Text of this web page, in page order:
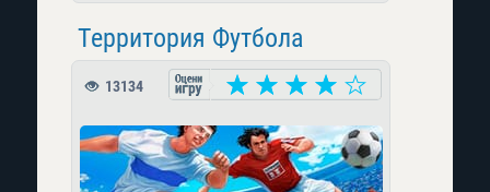
Территория Футбола
13134